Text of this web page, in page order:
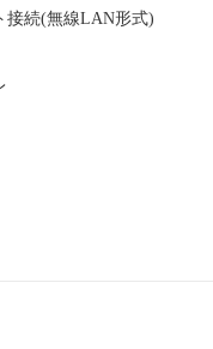
接続(無線LAN形式)